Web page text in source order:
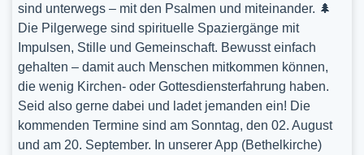
sind unterwegs – mit den Psalmen und miteinander. 🌲
Die Pilgerwege sind spirituelle Spaziergänge mit
Impulsen, Stille und Gemeinschaft. Bewusst einfach
gehalten – damit auch Menschen mitkommen können,
die wenig Kirchen- oder Gottesdiensterfahrung haben.
Seid also gerne dabei und ladet jemanden ein! Die
kommenden Termine sind am Sonntag, den 02. August
und am 20. September. In unserer App (Bethelkirche)